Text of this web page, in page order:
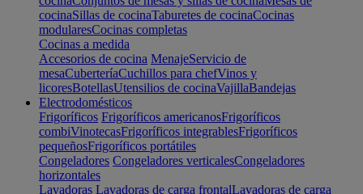
cocinaSillas de cocinaTaburetes de cocinaCocinas
modularesCocinas completas
Cocinas a medida
Accesorios de cocina MenajeServicio de
mesaCuberteríaCuchillos para chefVinos y
licoresBotellasUtensilios de cocinaVajillaBandejas
Electrodomésticos
Frigoríficos Frigoríficos americanosFrigoríficos
combiVinotecasFrigoríficos integrablesFrigoríficos
pequeñosFrigoríficos portátiles
Congeladores Congeladores verticalesCongeladores
horizontales
Lavadoras Lavadoras de carga frontalLavadoras de carga